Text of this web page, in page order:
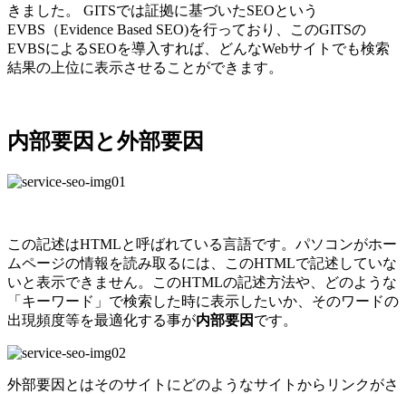
きました。 GITSでは証拠に基づいたSEOという
EVBS（Evidence Based SEO)を行っており、このGITSの
EVBSによるSEOを導入すれば、どんなWebサイトでも検索
結果の上位に表示させることができます。
内部要因と外部要因
この記述はHTMLと呼ばれている言語です。パソコンがホー
ムページの情報を読み取るには、このHTMLで記述していな
いと表示できません。このHTMLの記述方法や、どのような
「キーワード」で検索した時に表示したいか、そのワードの
出現頻度等を最適化する事が内部要因 です。
外部要因とはそのサイトにどのようなサイトからリンクがさ